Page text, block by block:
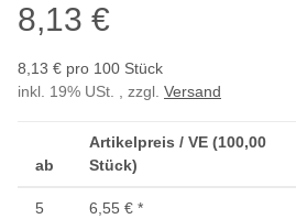
8,13 €
8,13 € pro 100 Stück
inkl. 19% USt. , zzgl. Versand
ab
Artikelpreis / VE (100,00
Stück)
5 6,55 € *